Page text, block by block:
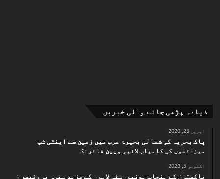
ذیادہ پڑھی جانے والی خبریں
اپریل 25, 2020
پاک بحریہ کی شمالی بحیرۂ عرب میں زمین سے اینٹی شپ
میزائلوں کی کامیاب لائیو ویپن فائرنگ
اکتوبر 5, 2023
پاکستان کے پنجاب یونیورسٹی لاہور کے مزید سترہ پروفیسر ز